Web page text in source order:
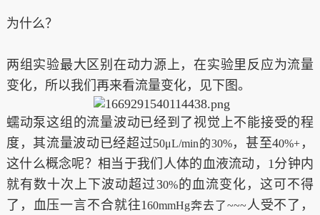
为什么？
两组实验最大区别在动力源上，在实验里反应为流量
变化，所以我们再来看流量变化，见下图。
蠕动泵这组的流量波动已经到了视觉上不能接受的程
度，其流量波动已经超过50μL/min的30%，甚至40%+ ，
这什么概念呢？相当于我们人体的血液流动，1分钟内
就有数十次上下波动超过30%的血流变化，这可不得
了，血压一言不合就往160mmHg奔去了~~~人受不了，